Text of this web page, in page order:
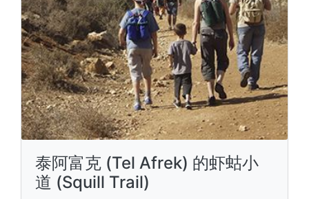
泰阿富克 (Tel Afrek) 的虾蛄小
道 (Squill Trail)